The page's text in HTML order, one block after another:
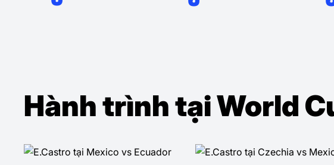
Hành trình tại World